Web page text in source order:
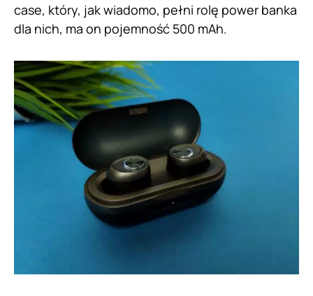
case, który, jak wiadomo, pełni rolę power banka
dla nich, ma on pojemność 500 mAh.